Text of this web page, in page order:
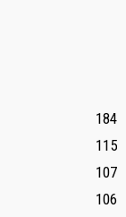
184
115
107
106